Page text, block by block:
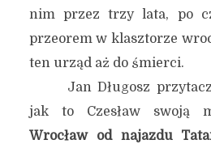
nim przez trzy lata, po
przeorem w klasztorze
ten urząd aż do śmierci.
Jan Długosz
jak to Czesław swoją
Wrocław od najazdu